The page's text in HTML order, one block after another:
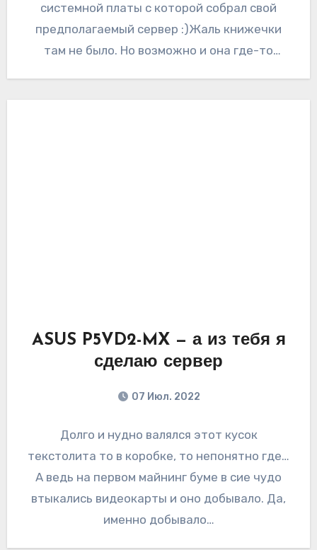
системной платы с которой собрал свой
предполагаемый сервер :)Жаль книжечки
там не было. Но возможно и она где-то
ASUS P5VD2-MX — а из тебя я
сделаю сервер
07 Июл. 2022
Долго и нудно валялся этот кусок
текстолита то в коробке, то непонятно где…
А ведь на первом майнинг буме в сие чудо
втыкались видеокарты и оно добывало. Да,
именно добывало…